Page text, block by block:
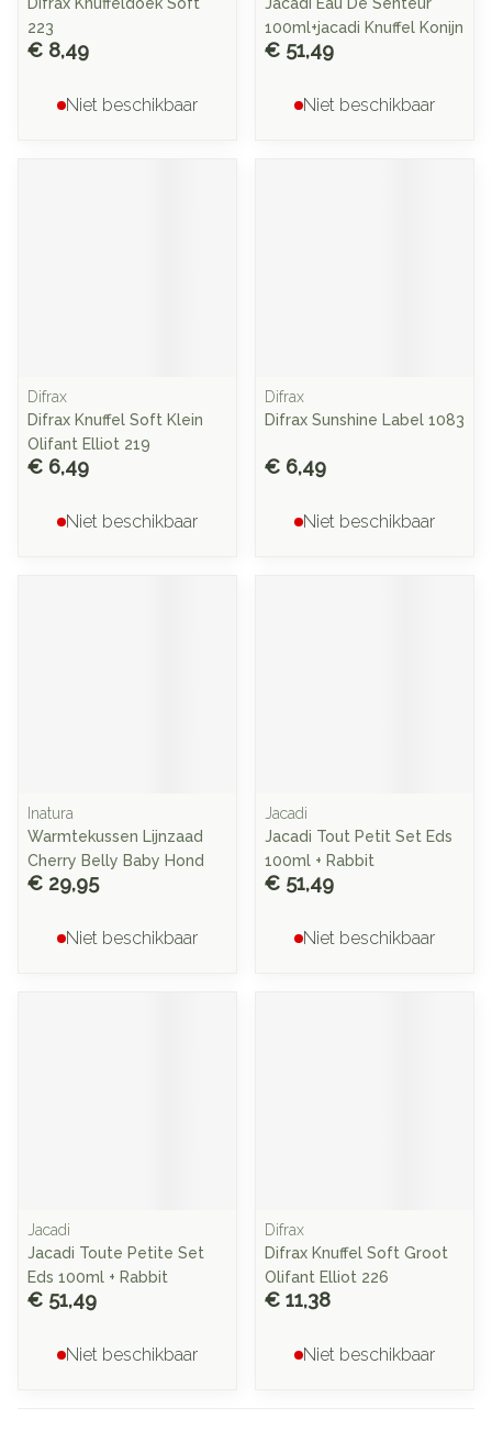
223
€ 8,49
Niet beschikbaar
100ml+jacadi Knuffel Konijn
€ 51,49
Niet beschikbaar
Difrax
Difrax Knuffel Soft Klein
Olifant Elliot 219
€ 6,49
Niet beschikbaar
Difrax
Difrax Sunshine Label 1083
€ 6,49
Niet beschikbaar
Inatura
Warmtekussen Lijnzaad
Cherry Belly Baby Hond
€ 29,95
Niet beschikbaar
Jacadi
Jacadi Tout Petit Set Eds
100ml + Rabbit
€ 51,49
Niet beschikbaar
Jacadi
Jacadi Toute Petite Set
Eds 100ml + Rabbit
€ 51,49
Niet beschikbaar
Difrax
Difrax Knuffel Soft Groot
Olifant Elliot 226
€ 11,38
Niet beschikbaar